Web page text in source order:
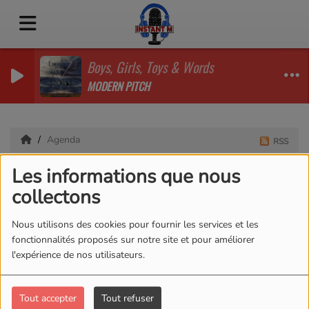
Les informations que nous
collectons
Nous utilisons des cookies pour fournir les services et les
fonctionnalités proposés sur notre site et pour améliorer
l'expérience de nos utilisateurs.
Tout accepter Tout refuser
Boys, Girls, Toys & Words
MODERN PITCH
Agenda
Agenda
RSS